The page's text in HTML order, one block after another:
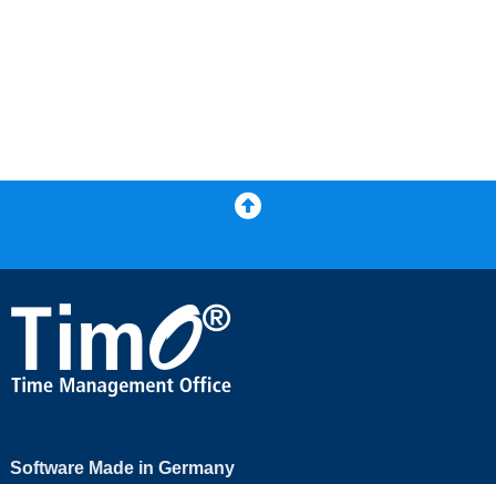
Software Made in Germany